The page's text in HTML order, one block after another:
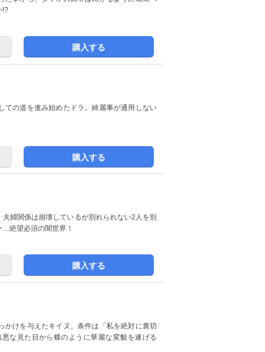
!?
購入する
ての道を進み始めたドラ。綺麗事が通用しない
購入する
婦関係は崩壊しているが別れられない2人を別
絶望必須の闇世界！
購入する
かけを与えたキイヌ。条件は「私を絶対に裏切
な見た目から蝶のように華麗な変貌を遂げる